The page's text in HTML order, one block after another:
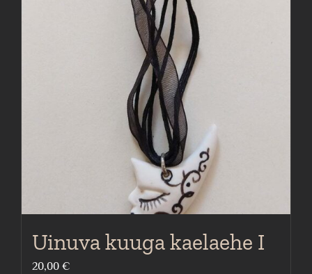
Uinuva kuuga kaelaehe I
20,00 €